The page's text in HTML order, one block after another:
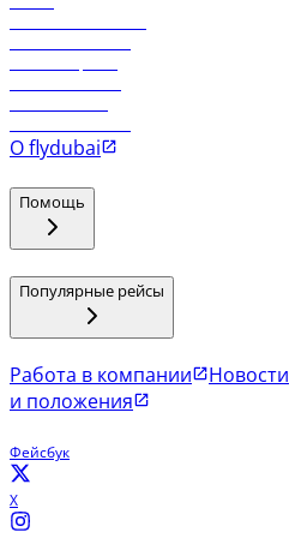
О flydubai
Помощь
Популярные рейсы
Работа в компании Новости
и положения
Фейсбук
X